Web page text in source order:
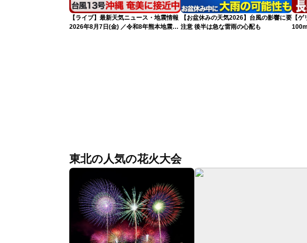
【ライブ】最新天気ニュース・地震情報
2026年8月7日(金) ／令和8年熊本地震情
【お盆休みの天気2026】台風の影響に要
注意 後半は急な雷雨の心配も
【
東北の人気の花火大会